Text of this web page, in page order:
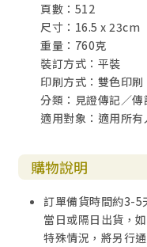
第十篇 邁向本土化宣教
第十九章 「本地化」
第二十章 培育本地傳道
第十一篇 建立本地教會
第二十一章 「三自模
第二十二章 前線與後
第十二篇 流淚撒種歡呼
第二十五章 對「本地
第二十六章 宣教師的
頁數：512
尺寸：16.5 x 23cm
重量：760克
裝訂方式：平裝
印刷方式：雙色印刷
分類：見證傳記／傳
適用對象：適用所有
購物說明
訂單備貨時間約3-5
當日或隔日出貨，
特殊情況，將另行